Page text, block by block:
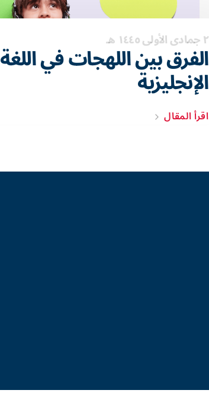
٢ جمادى الأولى ١٤٤٥ هـ
الفرق بين اللهجات في اللغة
الإنجليزية
اقرأ المقال